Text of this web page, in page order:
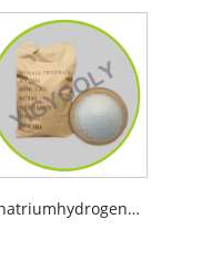
Dinatriumhydrogenphosphat